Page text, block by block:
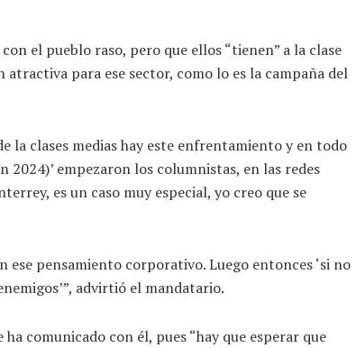
el pueblo raso, pero que ellos “tienen” a la clase
para ese sector, como lo es la campaña del
la clases medias hay este enfrentamiento y en todo
empezaron los columnistas, en las redes
es un caso muy especial, yo creo que se
pensamiento corporativo. Luego entonces ‘si no
advirtió el mandatario.
comunicado con él, pues “hay que esperar que